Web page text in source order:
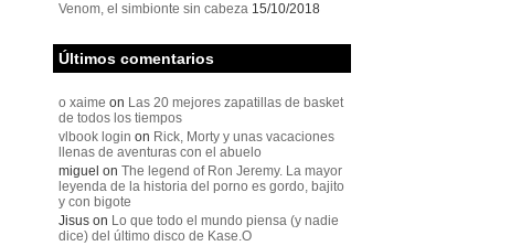
Venom, el simbionte sin cabeza 15/10/2018
Últimos comentarios
o xaime on Las 20 mejores zapatillas de basket
de todos los tiempos
vlbook login on Rick, Morty y unas vacaciones
llenas de aventuras con el abuelo
miguel on The legend of Ron Jeremy. La mayor
leyenda de la historia del porno es gordo, bajito
y con bigote
Jisuson Lo que todo el mundo piensa (y nadie
dice) del último disco de Kase.O